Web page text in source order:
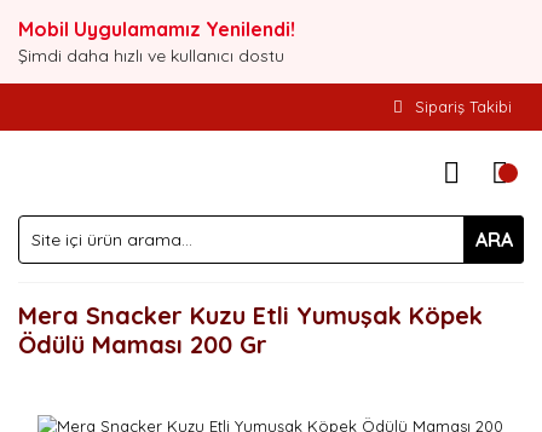
Mobil Uygulamamız Yenilendi!
Şimdi daha hızlı ve kullanıcı dostu
Sipariş Takibi
ARA
Mera Snacker Kuzu Etli Yumuşak Köpek
Ödülü Maması 200 Gr